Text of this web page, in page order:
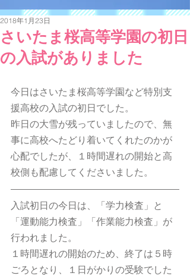
さいたま桜高等学園の初日
の入試がありました
2018年1月23日
今日はさいたま桜高等学園など特別支
援高校の入試の初日でした。
昨日の大雪が残っていましたので、無
事に高校へたどり着いてくれたのかが
心配でしたが、１時間遅れの開始と高
校側も配慮してくださいました。
入試初日の今日は、「学力検査」と
「運動能力検査」「作業能力検査」が
行われました。
１時間遅れの開始のため、終了は５時
ごろとなり、１日がかりの受験でした